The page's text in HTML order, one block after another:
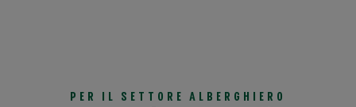
PER IL SETTORE ALBERGHIERO